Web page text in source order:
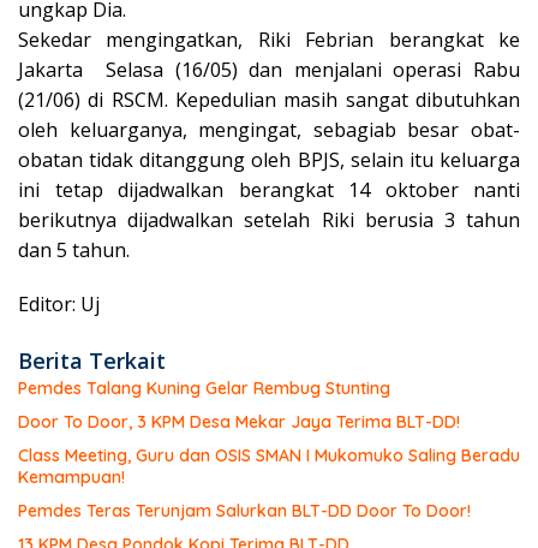
ungkap Dia.
Sekedar mengingatkan, Riki Febrian berangkat ke
Jakarta Selasa (16/05) dan menjalani operasi Rabu
(21/06) di RSCM. Kepedulian masih sangat dibutuhkan
oleh keluarganya, mengingat, sebagiab besar obat-
obatan tidak ditanggung oleh BPJS, selain itu keluarga
ini tetap dijadwalkan berangkat 14 oktober nanti
berikutnya dijadwalkan setelah Riki berusia 3 tahun
dan 5 tahun.
Editor: Uj
Berita Terkait
Pemdes Talang Kuning Gelar Rembug Stunting
Door To Door, 3 KPM Desa Mekar Jaya Terima BLT-DD!
Class Meeting, Guru dan OSIS SMAN I Mukomuko Saling Beradu
Kemampuan!
Pemdes Teras Terunjam Salurkan BLT-DD Door To Door!